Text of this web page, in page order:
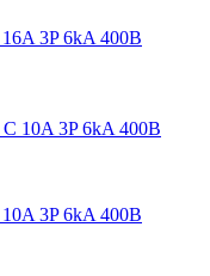
3P 6kA 400В
3P 6kA 400В